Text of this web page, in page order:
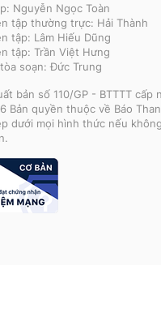
Nguyễn Ngọc Toàn
tập thường trực: Hải Thành
tập: Lâm Hiếu Dũng
tập: Trần Việt Hưng
soạn: Đức Trung
bản số 110/GP - BTTTT cấp
Bản quyền thuộc về Báo
dưới mọi hình thức nếu